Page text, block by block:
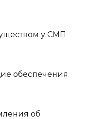
у СМП
обеспечения
об